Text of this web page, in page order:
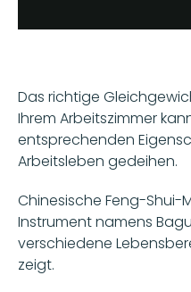
Das richtige
Ihrem Arbeitszimmer
entsprechenden
Arbeitsleben gedeihen.
Chinesische Feng-Shui-
Instrument namens
verschiedene
zeigt.